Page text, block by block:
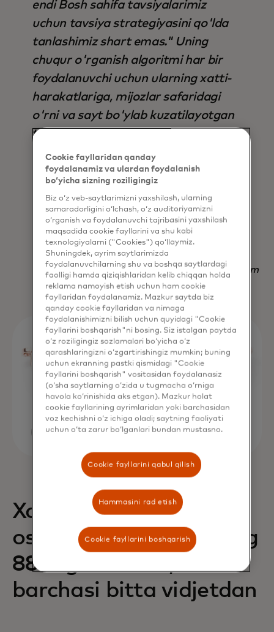
endi Bosh sahifa tavsiyalarimiz
uchun tavsiya strategiyasini qo'lda
tanlashimiz shart emas." Uning
chuqur o'rganish algoritmi har bir
foydalanuvchi uchun ularning xatti-
harakatlariga, mijozlar safaridagi
o'rni va sayt bo'ylab kuzatilayotgan
tendentsiyalarga asoslanib,
avtomatik ravishda to'g'ri
parametrlar to'plamini aniqlaydi, bu
esa uni nafaqat natija, balki vaqtni
tejash jihatidan ham mavjud bo'lgan
boshqa har qanday strategiyadan
ustun qiladi.
Nadav Yekutiel, Head of Data, GlassesUSA.com
Xaridlarning 68% ga
oshishi va daromadning
88% ga oshishi,
barchasi bitta vidjetdan
Cookie fayllaridan qanday
foydalanamiz va ulardan foydalanish
bo‘yicha sizning roziligingiz
Biz o‘z veb-saytlarimizni yaxshilash, ularning
samaradorligini o‘lchash, o‘z auditoriyamizni
o‘rganish va foydalanuvchi tajribasini yaxshilash
maqsadida cookie fayllarini va shu kabi
texnologiyalarni ("Cookies") qo‘llaymiz.
Shuningdek, ayrim saytlarimizda
foydalanuvchilarning shu va boshqa saytlardagi
faolligi hamda qiziqishlaridan kelib chiqqan holda
reklama namoyish etish uchun ham cookie
fayllaridan foydalanamiz. Mazkur saytda biz
qanday cookie fayllaridan va nimaga
foydalanishimizni bilish uchun quyidagi "Cookie
fayllarini boshqarish"ni bosing. Siz istalgan paytda
o‘z roziligingiz sozlamalari bo‘yicha o‘z
qarashlaringizni o‘zgartirishingiz mumkin; buning
uchun ekranning pastki qismidagi "Cookie
fayllarini boshqarish" vositasidan foydalanasiz
(o‘sha saytlarning o‘zida u tugmacha o‘rniga
havola ko‘rinishida aks etgan). Mazkur holat
cookie fayllarining ayrimlaridan yoki barchasidan
voz kechishni o‘z ichiga oladi; saytning faoliyati
uchun o‘ta zarur bo‘lganlari bundan mustasno.
Cookie fayllarini qabul qilish
Hammasini rad etish
Cookie fayllarini boshqarish